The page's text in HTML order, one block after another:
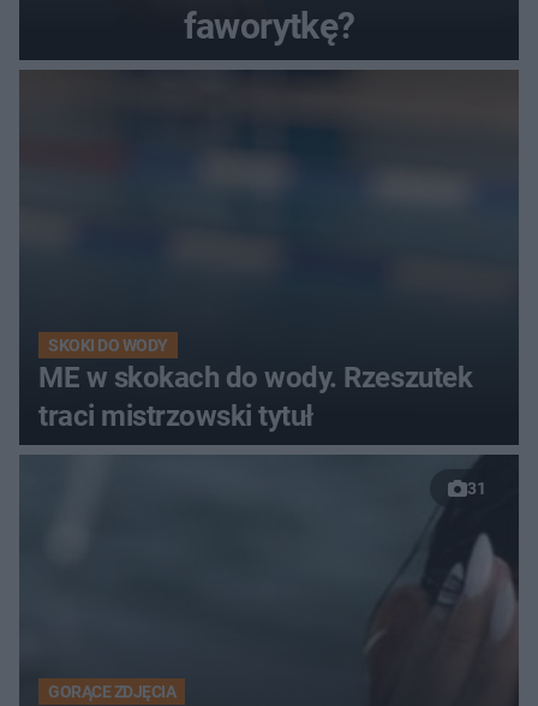
faworytkę?
SKOKI DO WODY
ME w skokach do wody. Rzeszutek
traci mistrzowski tytuł
31
GORĄCE ZDJĘCIA